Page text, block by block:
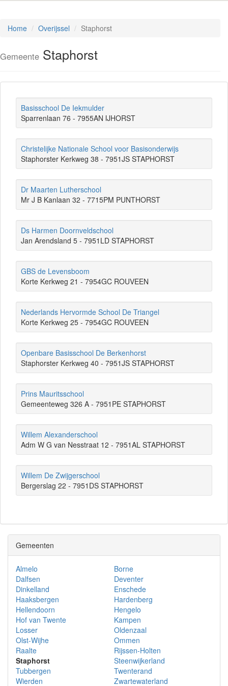
Home Overijssel Staphorst
Gemeente Staphorst
Basisschool De Iekmulder
Sparrenlaan 76 - 7955AN IJHORST
Christelijke Nationale School voor Basisonderwijs
Staphorster Kerkweg 38 - 7951JS STAPHORST
Dr Maarten Lutherschool
Mr J B Kanlaan 32 - 7715PM PUNTHORST
Ds Harmen Doornveldschool
Jan Arendsland 5 - 7951LD STAPHORST
GBS de Levensboom
Korte Kerkweg 21 - 7954GC ROUVEEN
Nederlands Hervormde School De Triangel
Korte Kerkweg 25 - 7954GC ROUVEEN
Openbare Basisschool De Berkenhorst
Staphorster Kerkweg 40 - 7951JS STAPHORST
Prins Mauritsschool
Gemeenteweg 326 A - 7951PE STAPHORST
Willem Alexanderschool
Adm W G van Nesstraat 12 - 7951AL STAPHORST
Willem De Zwijgerschool
Bergerslag 22 - 7951DS STAPHORST
Gemeenten
Almelo
Borne
Dalfsen
Deventer
Dinkelland
Enschede
Haaksbergen
Hardenberg
Hellendoorn
Hengelo
Hof van Twente
Kampen
Losser
Oldenzaal
Olst-Wijhe
Ommen
Raalte
Rijssen-Holten
Staphorst
Steenwijkerland
Tubbergen
Twenterand
Wierden
Zwartewaterland